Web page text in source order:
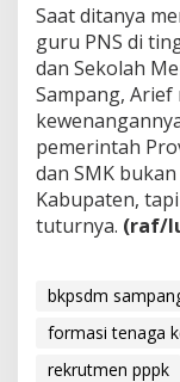
Saat ditanya
guru PNS di
dan Sekolah
Sampang,
pemerintah
dan SMK
Kabupaten,
tuturnya. (raf/
bkpsdm
formasi tenaga
rekrutmen pppk